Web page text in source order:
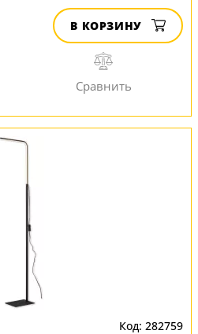
В КОРЗИНУ
282759